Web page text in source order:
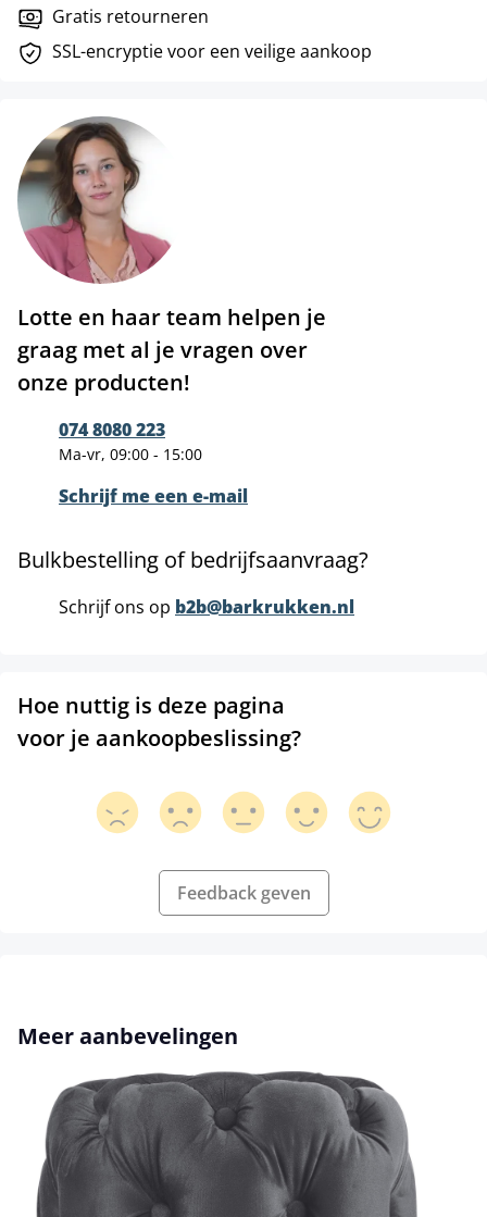
Gratis retourneren
SSL-encryptie voor een veilige aankoop
Lotte en haar team helpen je
graag met al je vragen over
onze producten!
074 8080 223
Ma-vr, 09:00 - 15:00
Schrijf me een e-mail
Bulkbestelling of bedrijfsaanvraag?
Schrijf ons op b2b@barkrukken.nl
Hoe nuttig is deze pagina
voor je aankoopbeslissing?
Feedback geven
Productgalerij overslaan
Meer aanbevelingen